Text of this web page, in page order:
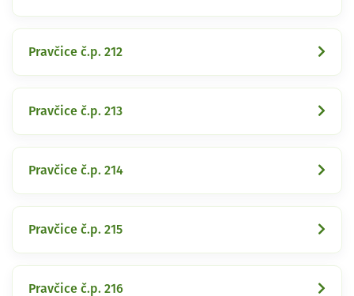
Pravčice č.p. 212
Pravčice č.p. 213
Pravčice č.p. 214
Pravčice č.p. 215
Pravčice č.p. 216